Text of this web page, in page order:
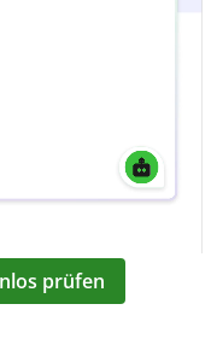
prüfen